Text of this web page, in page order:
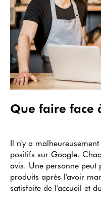
Que faire face
Il n'y a
positifs sur Google.
avis. Une personne peut
produits après l'avoir
satisfaite de l'accueil et